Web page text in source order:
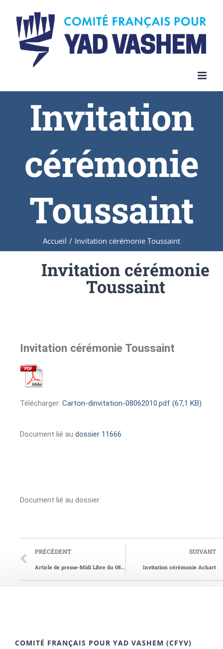
Invitation
cérémonie
Toussaint
Accueil / Invitation cérémonie Toussaint
Invitation cérémonie
Toussaint
Invitation cérémonie Toussaint
Télécharger: Carton-dinvitation-08062010.pdf (67,1 KB)
Document lié au dossier 11666
Document lié au dossier
PRÉCÉDENT
Article de presse-Midi Libre du 08/03/1972
SUIVANT
Invitation cérémonie Achart
COMITÉ FRANÇAIS POUR YAD VASHEM (CFYV)